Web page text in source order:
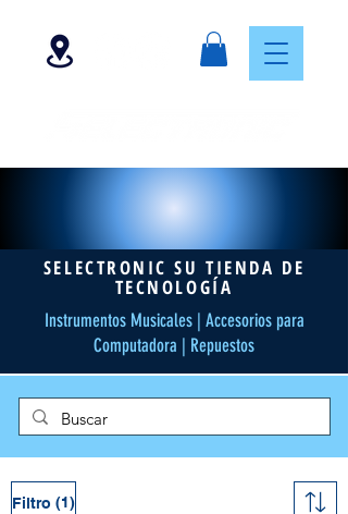
SELECTRONIC SU TIENDA DE
TECNOLOGÍA
Instrumentos Musicales | Accesorios para
Computadora | Repuestos
Filtro (1)